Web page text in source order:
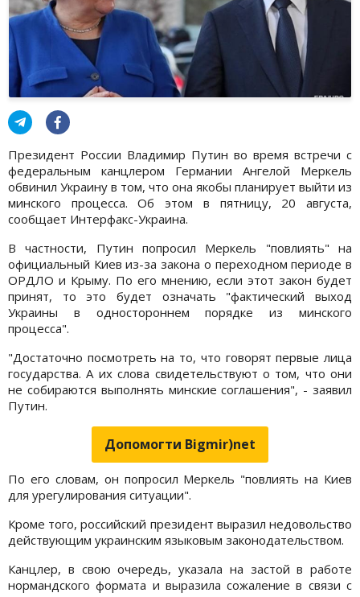
Президент России Владимир Путин во время встречи с
федеральным канцлером Германии Ангелой Меркель
обвинил Украину в том, что она якобы планирует выйти из
минского процесса. Об этом в пятницу, 20 августа,
сообщает Интерфакс-Украина.
В частности, Путин попросил Меркель "повлиять" на
официальный Киев из-за закона о переходном периоде в
ОРДЛО и Крыму. По его мнению, если этот закон будет
принят, то это будет означать "фактический выход
Украины в одностороннем порядке из минского
процесса".
"Достаточно посмотреть на то, что говорят первые лица
государства. А их слова свидетельствуют о том, что они
не собираются выполнять минские соглашения", - заявил
Путин.
Допомогти Bigmir)net
По его словам, он попросил Меркель "повлиять на Киев
для урегулирования ситуации".
Кроме того, российский президент выразил недовольство
действующим украинским языковым законодательством.
Канцлер, в свою очередь, указала на застой в работе
нормандского формата и выразила сожаление в связи с